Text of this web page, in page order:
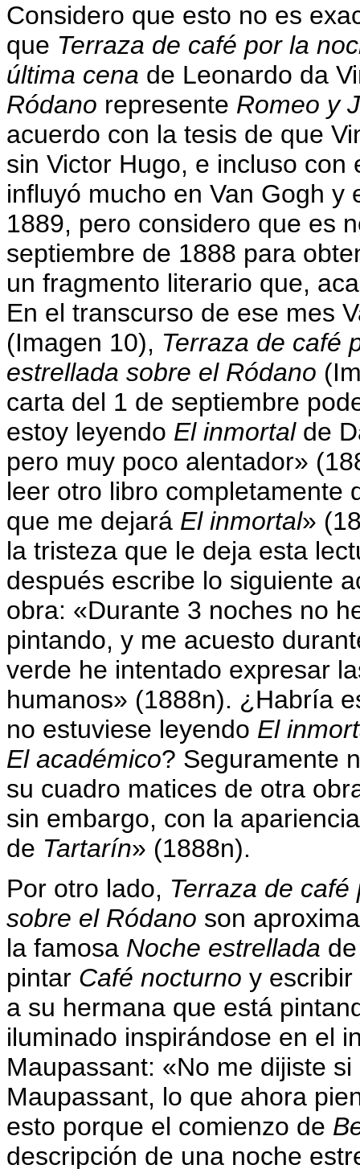
Considero que esto no es
que Terraza de café por la
última cena de Leonardo da
Ródano represente Romeo y
acuerdo con la tesis de que
sin Victor Hugo, e incluso
influyó mucho en Van Gogh y
1889, pero considero que es
septiembre de 1888 para
un fragmento literario que,
En el transcurso de ese mes
(Imagen 10), Terraza de café
estrellada sobre el Ródano
carta del 1 de septiembre
estoy leyendo El inmortal de
pero muy poco alentador»
leer otro libro completamente
que me dejará El inmortal»
la tristeza que le deja esta
después escribe lo siguiente
obra: «Durante 3 noches no
pintando, y me acuesto
verde he intentado expresar
humanos» (1888n). ¿Habría
no estuviese leyendo El
El académico? Seguramente
su cuadro matices de otra
sin embargo, con la
de Tartarín» (1888n).
Por otro lado, Terraza de
sobre el Ródano son
la famosa Noche estrellada
pintar Café nocturno y
a su hermana que está
iluminado inspirándose en el
Maupassant: «No me dijiste
Maupassant, lo que ahora
esto porque el comienzo de
descripción de una noche